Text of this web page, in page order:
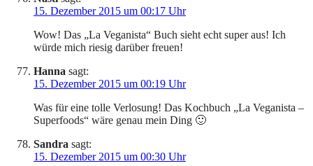
15. Dezember 2015 um 00:17 Uhr
Wow! Das „La Veganista“ Buch sieht echt super aus! Ich
würde mich riesig darüber freuen!
Hanna sagt:
15. Dezember 2015 um 00:19 Uhr
Was für eine tolle Verlosung! Das Kochbuch „La Veganista –
Superfoods“ wäre genau mein Ding 🙂
Sandra sagt:
15. Dezember 2015 um 00:30 Uhr